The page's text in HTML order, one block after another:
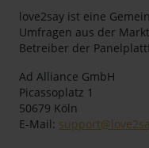
love2say ist eine
Umfragen aus der
Betreiber der
Ad Alliance GmbH
Picassoplatz 1
50679 Köln
E-Mail: